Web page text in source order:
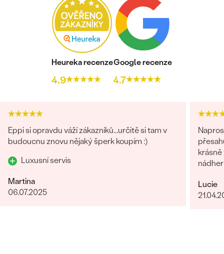
Heureka recenze
4.9
Google recenze
4.7
Eppi si opravdu váží zákazníků...určitě si tam v
budoucnu znovu nějaký šperk koupím :)
Luxusní servis
Martina
06.07.2025
krásně
Lucie